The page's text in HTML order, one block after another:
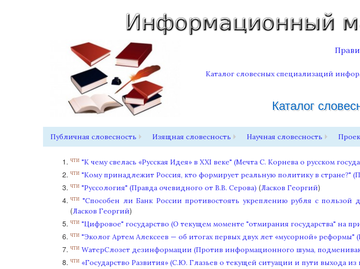
Каталог словесных специализаций
Каталог
Публичная словесность Изящная словесность Научная словесность
ЧТИ "К чему свелась «Русская Идея» в XXI веке" (Мечта С. Корнева о русском
ЧТИ "Кому принадлежит Россия, кто формирует реальную политику в стране?"
ЧТИ "Руссология" (Правда очевидного от В.В. Серова) (Ласков Георгий)
ЧТИ "Способен ли Банк России противостоять укреплению рубля с
(Ласков Георгий)
ЧТИ "Цифровое" государство (О текущем моменте "отмирания государства" на
ЧТИ "Эколог Артем Алексеев — об итогах первых двух лет «мусорной»
ЧТИ WатерCлозет дезинформации (Против информационного шума,
ЧТИ «Государство Развития» (С.Ю. Глазьев о текущей ситуации и пути выхода из